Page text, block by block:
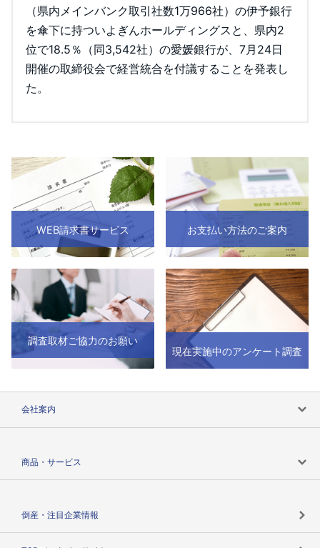
（県内メインバンク取引社数1万966社）の伊予銀行
を傘下に持ついよぎんホールディングスと、県内2
位で18.5％（同3,542社）の愛媛銀行が、7月24日
開催の取締役会で経営統合を付議することを発表し
た。
WEB請求書サービス お支払い方法のご案内
調査取材ご協力のお願い
現在実施中のアンケート調査
会社案内
商品・サービス
倒産・注目企業情報